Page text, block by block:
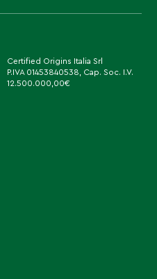
Certified Origins Italia Srl
P.IVA 01453840538, Cap. Soc. I.V.
12.500.000,00€